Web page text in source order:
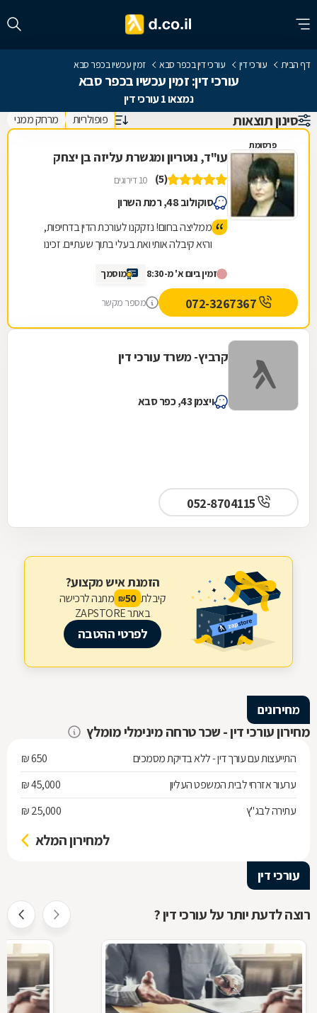
דף הבית עורכי דין עורכי דין בכפר סבא זמין עכשיו בכפר סבא
עורכי דין: זמין עכשיו בכפר סבא
נמצאו 1 עורכי דין
סינון תוצאות פופולריות מרחק ממני
פרסומת
עו"ד, נוטריון ומגשרת עליזה בן יצחק
(5) 10 דירוגים
סוקולוב 48, רמת השרון
ממליצה בחום! נזקקנו לעורכת הדין בדחיפות,
והיא קיבלה אותי ואת בעלי בתוך שעתיים. זכינו
דופן. השירות היה מהיר, יעיל ואכפתי, והרגשנו
שאנחנו בידיים טובות. תודה רבה על כל העזרה
זמין ביום א' מ-8:30 מוסמך
מספר מקשר
קרביץ- משרד עורכי דין
ויצמן 43, כפר סבא
הזמנת איש מקצוע?
קיבלת 50
₪ מתנה לרכישה
באתר ZAPSTORE
לפרטי ההטבה
מחירונים
מחירון עורכי דין - שכר טרחה מינימלי מומלץ
התייעצות עם עורך דין - ללא בדיקת מסמכים
650 ₪
ערעור אזרחי לבית המשפט העליון
45,000 ₪
עתירה לבג"ץ
25,000 ₪
למחירון המלא
עורכי דין
רוצה לדעת יותר על עורכי דין ?